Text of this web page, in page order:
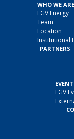
WHO WE ARE
FGV Energy
Team
Location
Institutional
PARTNERS
FGV